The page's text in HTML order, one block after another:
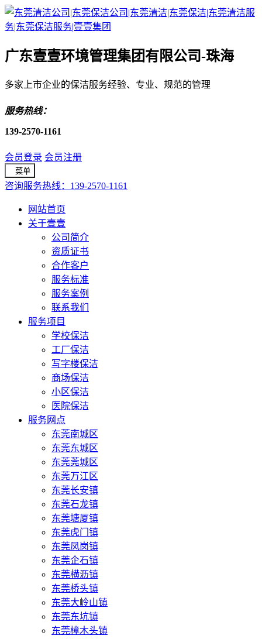
广东壹壹环境管理集团有限公司-珠海
多家上市企业的保洁服务经验、专业、规范的管理
服务热线：
139-2570-1161
会员登录 会员注册
菜单
咨询服务热线：139-2570-1161
网站首页
关于壹壹
公司简介
资质证书
合作客户
服务标准
服务案例
联系我们
服务项目
学校保洁
工厂保洁
写字楼保洁
商场保洁
小区保洁
医院保洁
服务网点
东莞南城区
东莞东城区
东莞莞城区
东莞万江区
东莞长安镇
东莞石龙镇
东莞塘厦镇
东莞虎门镇
东莞凤岗镇
东莞企石镇
东莞横沥镇
东莞桥头镇
东莞大岭山镇
东莞东坑镇
东莞樟木头镇